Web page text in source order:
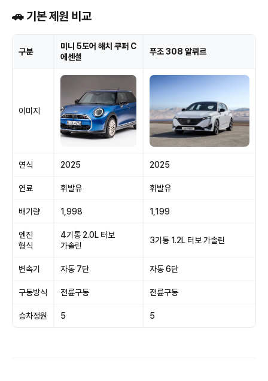
🚗 기본 제원 비교
구분
미니 5도어 해치 쿠퍼 C
에센셜
푸조 308 알뤼르
이미지
연식 2025 2025
연료 휘발유 휘발유
배기량 1,998 1,199
엔진
형식
4기통 2.0L 터보
가솔린
3기통 1.2L 터보 가솔린
변속기 자동 7단 자동 6단
구동방식 전륜구동 전륜구동
승차정원 5 5